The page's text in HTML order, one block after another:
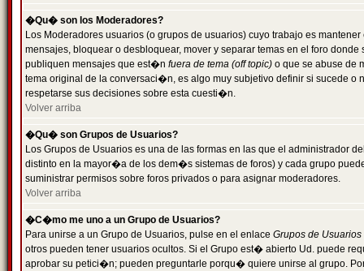
�Qu� son los Moderadores?
Los Moderadores usuarios (o grupos de usuarios) cuyo trabajo es
mensajes, bloquear o desbloquear, mover y separar temas en el foro
publiquen mensajes que est�n fuera de tema (off topic) o que se abuse de
tema original de la conversaci�n, es algo muy subjetivo definir si sucede
respetarse sus decisiones sobre esta cuesti�n.
Volver arriba
�Qu� son Grupos de Usuarios?
Los Grupos de Usuarios es una de las formas en las que el administrador
distinto en la mayor�a de los dem�s sistemas de foros) y cada grupo
suministrar permisos sobre foros privados o para asignar moderadores.
Volver arriba
�C�mo me uno a un Grupo de Usuarios?
Para unirse a un Grupo de Usuarios, pulse en el enlace Grupos de Usuarios
otros pueden tener usuarios ocultos. Si el Grupo est� abierto Ud. puede
aprobar su petici�n; pueden preguntarle porqu� quiere unirse al grupo.